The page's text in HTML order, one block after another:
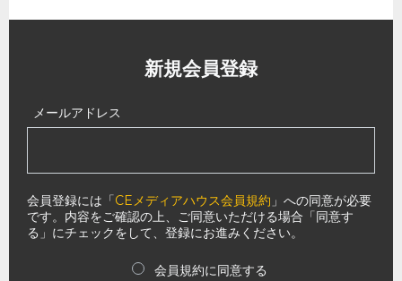
新規会員登録
メールアドレス
会員登録には「CEメディアハウス会員規約 」への同意が必要
です。内容をご確認の上、ご同意いただける場合「同意す
る」にチェックをして、登録にお進みください。
会員規約に同意する